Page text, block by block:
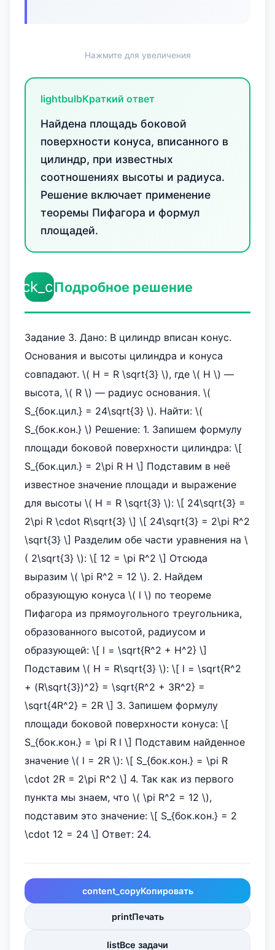
Нажмите для увеличения
lightbulbКраткий ответ
Найдена площадь боковой
поверхности конуса, вписанного в
цилиндр, при известных
соотношениях высоты и радиуса.
Решение включает применение
теоремы Пифагора и формул
площадей.
Подробное решение
Задание 3. Дано: В цилиндр вписан конус.
Основания и высоты цилиндра и конуса
совпадают. \( H = R \sqrt{3} \), где \( H \) —
высота, \( R \) — радиус основания. \(
S_{бок.цил.} = 24\sqrt{3} \). Найти: \(
S_{бок.кон.} \) Решение: 1. Запишем формулу
площади боковой поверхности цилиндра: \[
S_{бок.цил.} = 2\pi R H \] Подставим в неё
известное значение площади и выражение
для высоты \( H = R \sqrt{3} \): \[ 24\sqrt{3} =
2\pi R \cdot R\sqrt{3} \] \[ 24\sqrt{3} = 2\pi R^2
\sqrt{3} \] Разделим обе части уравнения на \
( 2\sqrt{3} \): \[ 12 = \pi R^2 \] Отсюда
выразим \( \pi R^2 = 12 \). 2. Найдем
образующую конуса \( l \) по теореме
Пифагора из прямоугольного треугольника,
образованного высотой, радиусом и
образующей: \[ l = \sqrt{R^2 + H^2} \]
Подставим \( H = R\sqrt{3} \): \[ l = \sqrt{R^2
+ (R\sqrt{3})^2} = \sqrt{R^2 + 3R^2} =
\sqrt{4R^2} = 2R \] 3. Запишем формулу
площади боковой поверхности конуса: \[
S_{бок.кон.} = \pi R l \] Подставим найденное
значение \( l = 2R \): \[ S_{бок.кон.} = \pi R
\cdot 2R = 2\pi R^2 \] 4. Так как из первого
пункта мы знаем, что \( \pi R^2 = 12 \),
подставим это значение: \[ S_{бок.кон.} = 2
\cdot 12 = 24 \] Ответ: 24.
content_copyКопировать
printПечать
listВсе задачи